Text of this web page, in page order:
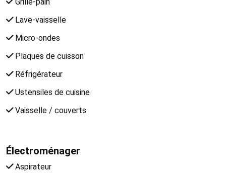
Lave-vaisselle
Micro-ondes
Plaques de cuisson
Réfrigérateur
Ustensiles de cuisine
Vaisselle / couverts
Électroménager
Aspirateur